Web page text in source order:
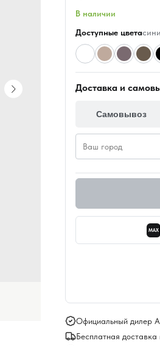
В наличии
Доступные цвета
Доставка и
Самовывоз
MAX
Официальный дилер
Бесплатная